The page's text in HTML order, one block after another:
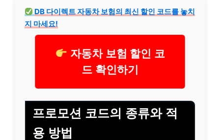
DB 다이렉트 자동차 보험의 최신 할인 코드를 놓치
지 마세요!
자동차 보험 할인 코
드 확인하기
프로모션 코드의 종류와 적
용 방법